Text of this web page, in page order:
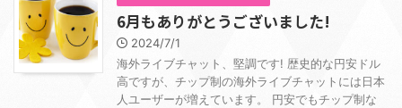
6月もありがとうございました!
2024/7/1
海外ライブチャット、堅調です! 歴史的な円安ドル
高ですが、チップ制の海外ライブチャットには日本
人ユーザーが増えています。 円安でもチップ制な